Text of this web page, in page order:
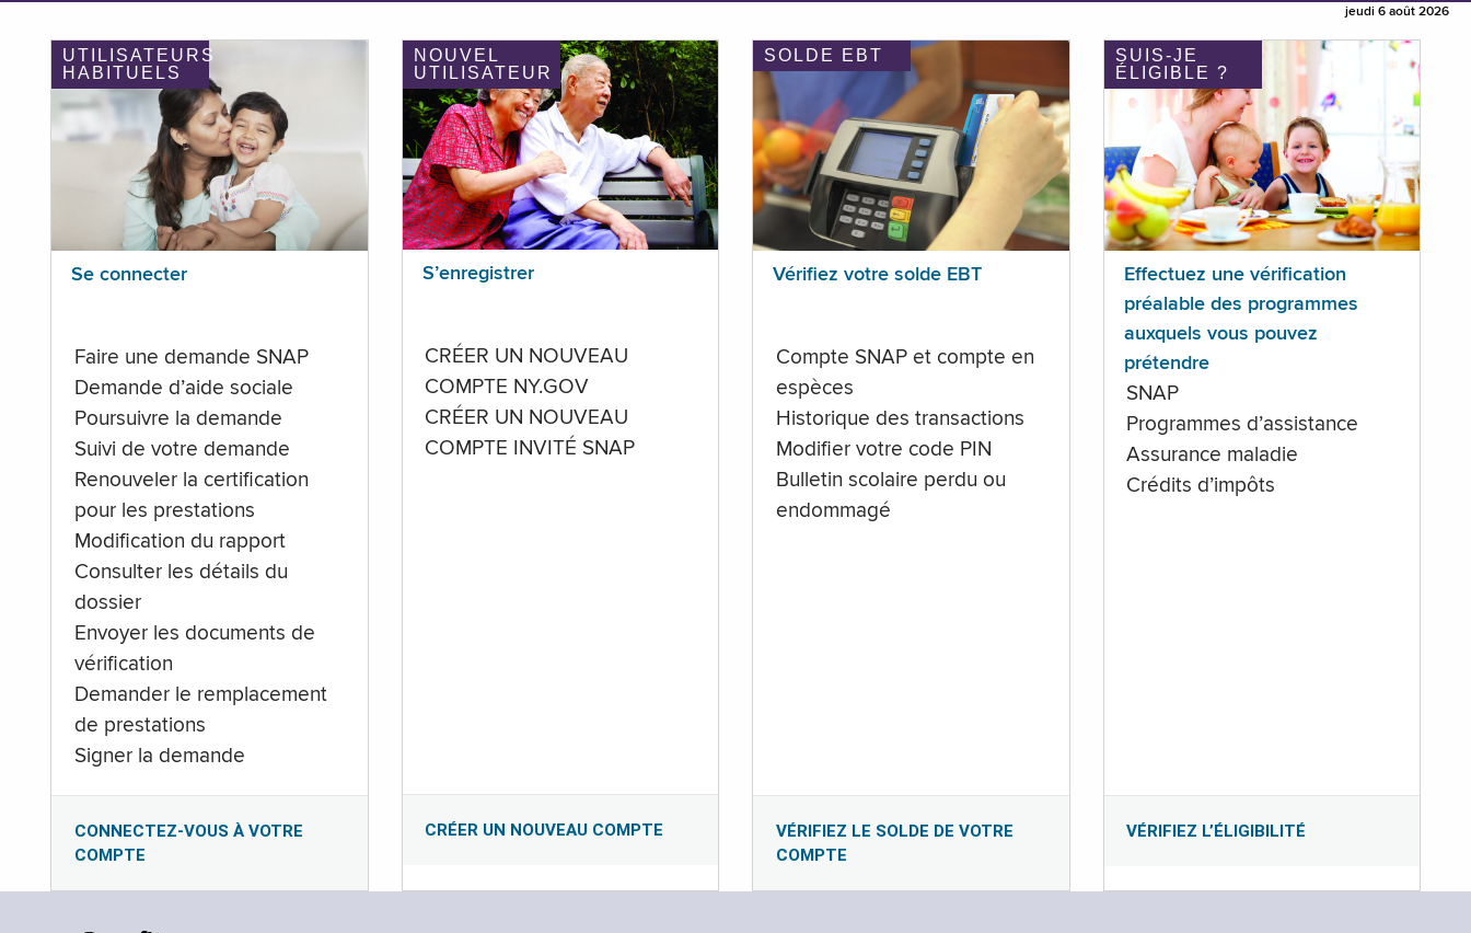
jeudi 6 août 2026
UTILISATEURS
HABITUELS
Se connecter
Faire une demande SNAP
Demande d’aide sociale
Poursuivre la demande
Suivi de votre demande
Renouveler la certification
pour les prestations
Modification du rapport
Consulter les détails du
dossier
Envoyer les documents de
vérification
Demander le remplacement
de prestations
Signer la demande
CONNECTEZ-VOUS À VOTRE
COMPTE
NOUVEL
UTILISATEUR
S’enregistrer
CRÉER UN NOUVEAU
COMPTE NY.GOV
CRÉER UN NOUVEAU
COMPTE INVITÉ SNAP
CRÉER UN NOUVEAU COMPTE
SOLDE EBT
Vérifiez votre solde EBT
Compte SNAP et compte en
espèces
Historique des transactions
Modifier votre code PIN
Bulletin scolaire perdu ou
endommagé
VÉRIFIEZ LE SOLDE DE VOTRE
COMPTE
SUIS-JE
ÉLIGIBLE ?
Effectuez une vérification
préalable des programmes
auxquels vous pouvez
prétendre
SNAP
Programmes d’assistance
Assurance maladie
Crédits d’impôts
VÉRIFIEZ L’ÉLIGIBILITÉ